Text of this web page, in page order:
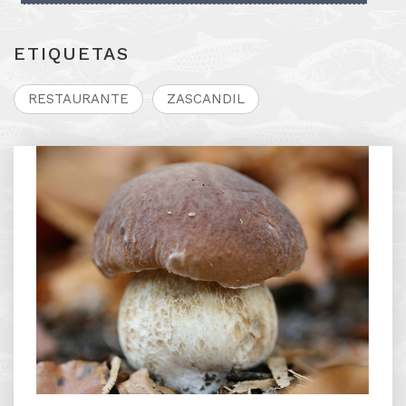
ETIQUETAS
RESTAURANTE ZASCANDIL